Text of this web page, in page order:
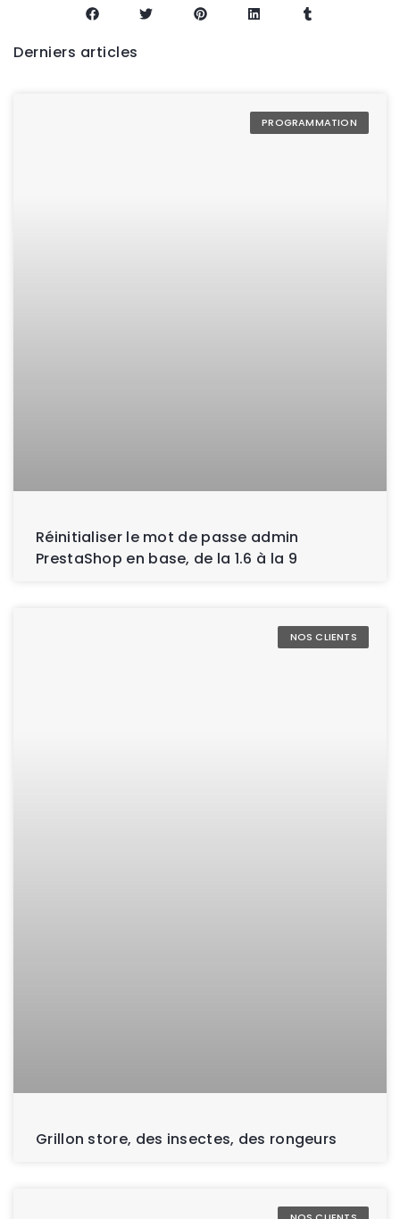
Derniers articles
PROGRAMMATION
Réinitialiser le mot de passe admin
PrestaShop en base, de la 1.6 à la 9
NOS CLIENTS
Grillon store, des insectes, des rongeurs